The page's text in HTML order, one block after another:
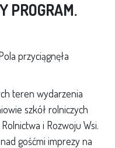
PROGRAM.
przyciągnęła
teren wydarzenia
szkół rolniczych
i Rozwoju Wsi.
gośćmi imprezy na